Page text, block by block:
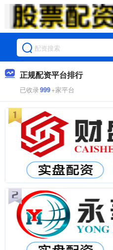
正规配资平台排行
已收录999+家平台